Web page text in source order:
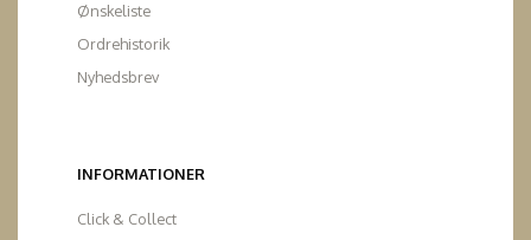
Ønskeliste
Ordrehistorik
Nyhedsbrev
INFORMATIONER
Click & Collect